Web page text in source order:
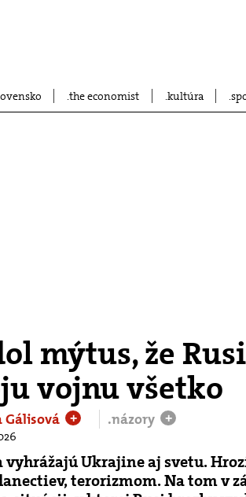
the economist kultúra
mýtus, že
vojnu všetko
+ .názory +
vyhrážajú Ukrajine aj svetu.
terorizmom. Na tom v